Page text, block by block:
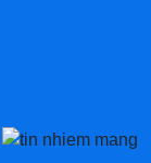
tình trạng xe
Sau đó, chỉnh
cấp nhiên